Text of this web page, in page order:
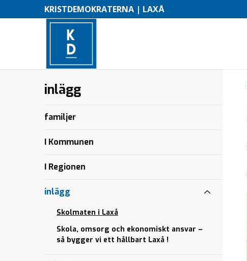
KRISTDEMOKRATERNA | LAXÅ
inlägg
n
familjer
I Kommunen
I Regionen
inlägg
Skolmaten i Laxå
Skola, omsorg och ekonomiskt ansvar –
så bygger vi ett hållbart Laxå !
omsorg
och
ansvar – så
ett hållbart
omsorg
och
ansvar – så
ett hållbart